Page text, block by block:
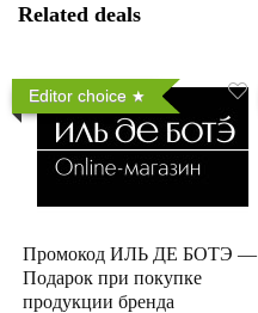
Related deals
Editor choice
Промокод ИЛЬ ДЕ БОТЭ —
Подарок при покупке
продукции бренда